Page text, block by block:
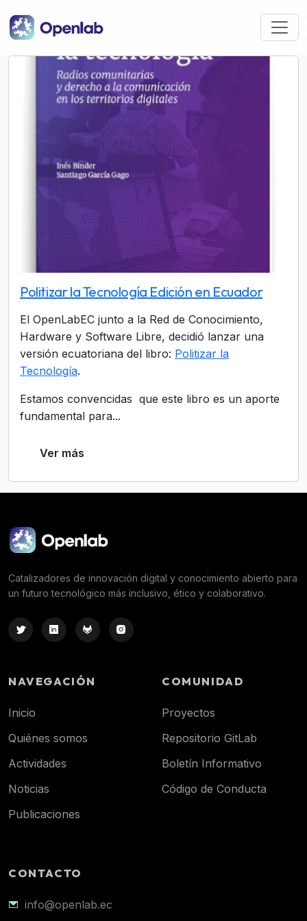
Politizar la Tecnología Edición en Ecuador
El OpenLabEC junto a la Red de Conocimiento,
Hardware y Software Libre, decidió lanzar una
versión ecuatoriana del libro: Politizar la
Tecnología.
Estamos convencidas que este libro es un aporte
fundamental para...
Ver más
Catalizadores de innovación digital y conocimiento abierto para
un futuro tecnológico más inclusivo, ético y colaborativo.
NAVEGACIÓN
Inicio
Quiénes somos
Actividades
Noticias
Publicaciones
COMUNIDAD
Proyectos
Repositorio GitLab
Boletín Informativo
Código de Conducta
CONTACTO
info@openlab.ec